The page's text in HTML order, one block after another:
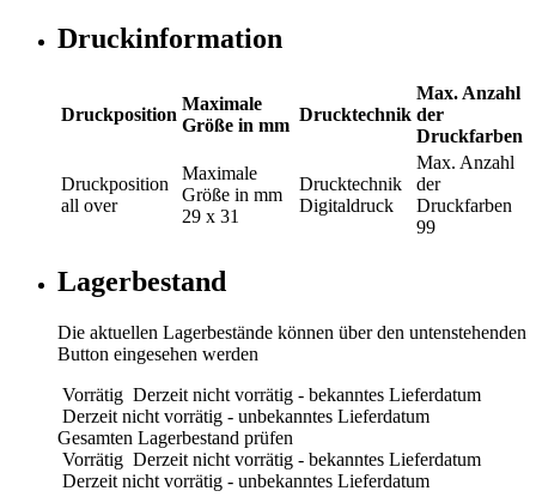
Druckinformation
Druckposition
Maximale
Größe in mm
Drucktechnik
Max. Anzahl
der
Druckfarben
Druckposition
all over
Maximale
Größe in mm
29 x 31
Drucktechnik
Digitaldruck
Max. Anzahl
der
Druckfarben
99
Lagerbestand
Die aktuellen Lagerbestände können über den untenstehenden
Button eingesehen werden
Vorrätig Derzeit nicht vorrätig - bekanntes Lieferdatum
Derzeit nicht vorrätig - unbekanntes Lieferdatum
Gesamten Lagerbestand prüfen
Vorrätig Derzeit nicht vorrätig - bekanntes Lieferdatum
Derzeit nicht vorrätig - unbekanntes Lieferdatum